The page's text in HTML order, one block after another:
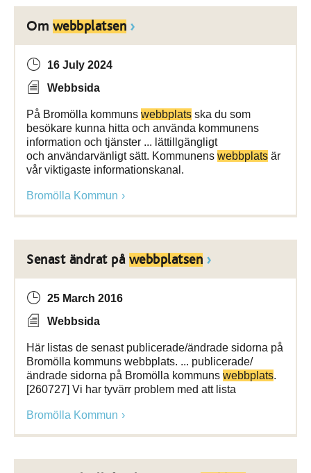
Om webbplatsen
16 July 2024
Webbsida
På Bromölla kommuns webbplats ska du som
besökare kunna hitta och använda kommunens
information och tjänster ... lättillgängligt
och användarvänligt sätt. Kommunens webbplats är
vår viktigaste informationskanal.
Bromölla Kommun
Senast ändrat på webbplatsen
25 March 2016
Webbsida
Här listas de senast publicerade/ändrade sidorna på
Bromölla kommuns webbplats. ... publicerade/
ändrade sidorna på Bromölla kommuns webbplats.
[260727] Vi har tyvärr problem med att lista
Bromölla Kommun